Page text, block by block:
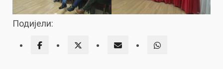
Подијели: